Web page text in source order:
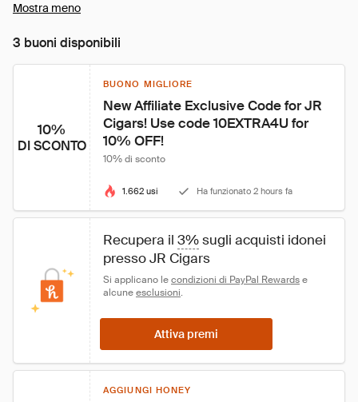
Mostra meno
3 buoni disponibili
10%
DI SCONTO
BUONO MIGLIORE
New Affiliate Exclusive Code for JR
Cigars! Use code 10EXTRA4U for
10% OFF!
10% di sconto
1.662 usi Ha funzionato 2 hours fa
Recupera il 3% sugli acquisti idonei
presso JR Cigars
Si applicano le condizioni di PayPal Rewards e
alcune esclusioni.
Attiva premi
AGGIUNGI HONEY